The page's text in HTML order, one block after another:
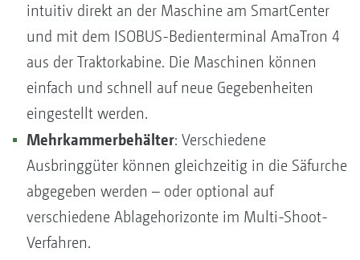
intuitiv direkt an der Maschine am SmartCenter
und mit dem ISOBUS-Bedienterminal AmaTron 4
aus der Traktorkabine. Die Maschinen können
einfach und schnell auf neue Gegebenheiten
eingestellt werden.
Mehrkammerbehälter: Verschiedene
Ausbringgüter können gleichzeitig in die Säfurche
abgegeben werden – oder optional auf
verschiedene Ablagehorizonte im Multi-Shoot-
Verfahren.